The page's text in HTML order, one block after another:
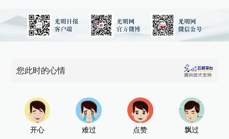
您此时的心情
开心 难过 点赞 飘过